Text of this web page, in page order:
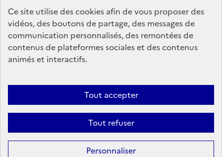
Ce site utilise des cookies afin de vous proposer des
vidéos, des boutons de partage, des messages de
communication personnalisés, des remontées de
contenus de plateformes sociales et des contenus
animés et interactifs.
Tout accepter
Tout refuser
Personnaliser
legifrance.gouv.fr
info.gouv.fr
service-public.gouv.fr
data.gouv.fr
Mentions légales
conforme
Politique d’utilisation des témoins de connexion
Sauf mention contraire, tous les contenus de ce site sont sous